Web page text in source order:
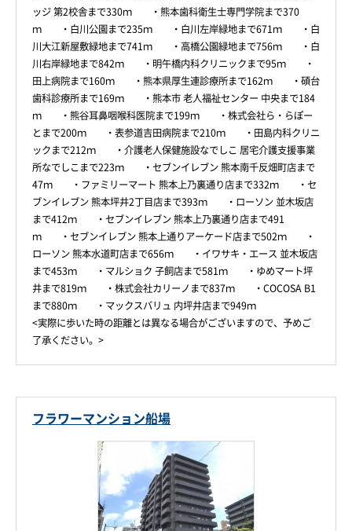
ッジ 第2校舎まで330ｍ ・熊本歯科衛生士専門学院まで370
ｍ ・白川公園まで235ｍ ・白川左岸緑地まで671ｍ ・白
川大江新屋敷緑地まで741ｍ ・高橋公園緑地まで756ｍ ・白
川右岸緑地まで842ｍ ・明午橋内科クリニックまで95ｍ ・
田上病院まで160ｍ ・熊本県厚生連診療所まで162ｍ ・碩台
歯科診療所まで169ｍ ・熊本市 老人福祉センター 中央まで184
ｍ ・熊谷耳鼻咽喉科医院まで199ｍ ・株式会社ら・らぽー
とまで200ｍ ・表参道吉田病院まで210ｍ ・田島内科クリニ
ックまで212ｍ ・介護老人保健施設なでしこ 居宅介護支援事業
所なでしこまで223ｍ ・セブンイレブン 熊本南千反畑町店まで
47ｍ ・ファミリーマート 熊本上乃裏通り店まで332ｍ ・セ
ブンイレブン 熊本坪井2丁目店まで393ｍ ・ローソン 並木坂店
まで412ｍ ・セブンイレブン 熊本上乃裏通り店まで491
ｍ ・セブンイレブン 熊本上通りアーケード店まで502ｍ ・
ローソン 熊本水道町店まで656ｍ ・イワサキ・エース 並木坂店
まで453ｍ ・マルショク 子飼店まで581ｍ ・ゆめマート坪
井まで819ｍ ・株式会社カリーノまで837ｍ ・COCOSA B1
まで880ｍ ・マックスバリュ 内坪井店まで949ｍ
<実際に歩いた時の距離とは異なる場合がございますので、予めご
了承ください。>
フラワーマンション船場